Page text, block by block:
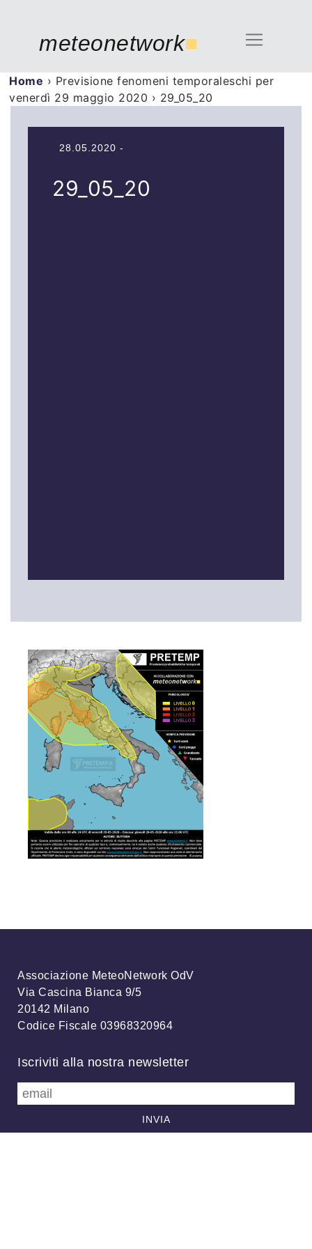
meteonetwork■
Home › Previsione fenomeni temporaleschi per
venerdì 29 maggio 2020 › 29_05_20
28.05.2020 -
29_05_20
Associazione MeteoNetwork OdV
Via Cascina Bianca 9/5
20142 Milano
Codice Fiscale 03968320964
Iscriviti alla nostra newsletter